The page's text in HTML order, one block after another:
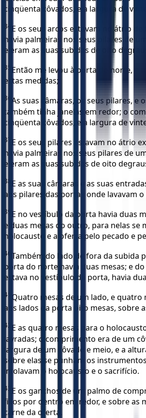
cinqüenta côvados, e a largura de
34 E os seus arcos estavam no átrio de
havia palmeiras nos seus pilares de
e eram as suas subidas de oito
35 Então me levou à porta do norte, e
estas medidas;
36 As suas câmaras, os seus pilares, e
também tinha janelas em redor; o
cinqüenta côvados, e a largura de
37 E os seus pilares estavam no átrio
havia palmeiras nos seus pilares de
e eram as suas subidas de oito
38 E as suas câmaras e as suas
aos pilares das portas onde lavavam
39 E no vestíbulo da porta havia duas
e duas mesas do outro, para nelas se
holocausto e a oferta pelo pecado e
40 Também do lado de fora da subida
porta do norte havia duas mesas; e
estava no vestíbulo da porta, havia
41 Quatro mesas de um lado, e quatro
aos lados da porta oito mesas, sobre
42 E as quatro mesas para o
lavradas; o comprimento era de um
largura de um côvado e meio, e a
sobre elas se punham os
imolavam o holocausto e o sacrifício.
43 E os ganchos de um palmo de
fixos por dentro em redor, e sobre as
carne da oferta.